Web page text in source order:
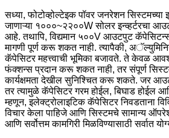
सध्या, फोटोव्होल्टेइक पॉवर जनरेशन सिस्टमच्या
जाणाऱ्या १०००~२२००W सोलर इन्व्हर्टरचा
आहे. तथापि, विद्यमान ५००V आउटपुट कॅपेसिटन्स
मागणी पूर्ण करू शकत नाही. त्यापैकी,
कॅपेसिटर महत्त्वाची भूमिका बजावते. ते केवळ
फंक्शन्स प्रदान करू शकत नाही, तर संपूर्ण
कार्यक्षमता देखील सुनिश्चित करू शकते. जर
तर त्यामुळे कॅपेसिटर गरम होईल, बिघाड होईल
म्हणून, इलेक्ट्रोलाइटिक कॅपेसिटर निवडताना
विचार केला पाहिजे आणि सिस्टमचे सामान्य
आणि सर्वोत्तम कामगिरी मिळविण्यासाठी सर्वात